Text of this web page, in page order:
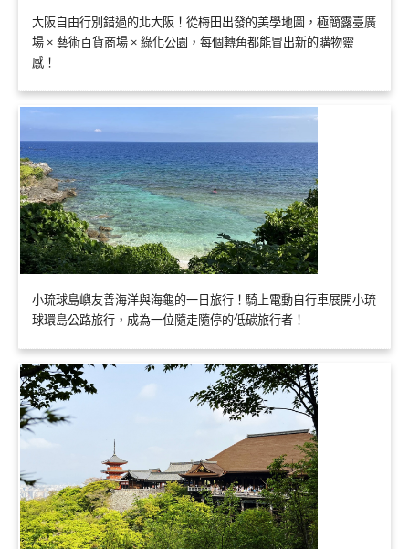
大阪自由行別錯過的北大阪！從梅田出發的美學地圖，極簡露臺廣
場 × 藝術百貨商場 × 綠化公園，每個轉角都能冒出新的購物靈
感！
小琉球島嶼友善海洋與海龜的一日旅行！騎上電動自行車展開小琉
球環島公路旅行，成為一位隨走隨停的低碳旅行者！